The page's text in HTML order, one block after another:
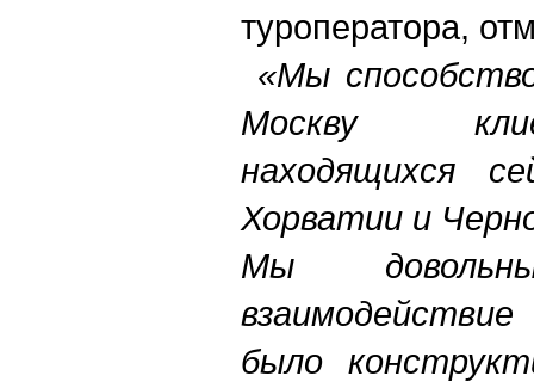
туроператора,
«Мы
Москву
находящихся
Хорватии и
Мы
было